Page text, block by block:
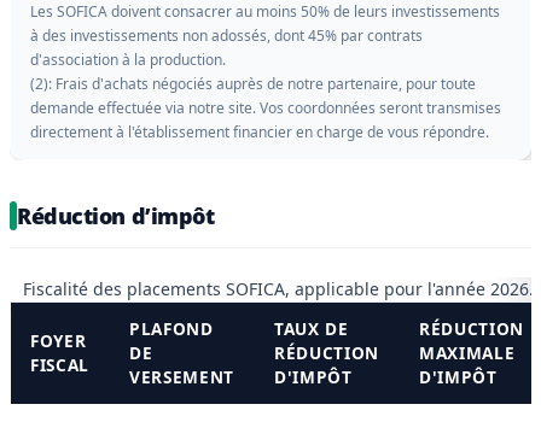
Les SOFICA doivent consacrer au moins 50% de leurs investissements
à des investissements non adossés, dont 45% par contrats
d'association à la production.
(2): Frais d'achats négociés auprès de notre partenaire, pour toute
demande effectuée via notre site. Vos coordonnées seront transmises
directement à l'établissement financier en charge de vous répondre.
Réduction d’impôt
Fiscalité des placements SOFICA, applicable pour l'année 2026.
FOYER
FISCAL
PLAFOND
DE
VERSEMENT
TAUX DE
RÉDUCTION
D'IMPÔT
RÉDUCTION
MAXIMALE
D'IMPÔT